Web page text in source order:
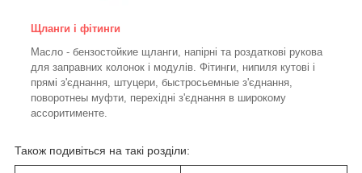
Щланги і фітинги
Масло - бензостойкие щланги, напірні та роздаткові рукова
для заправних колонок і модулів. Фітинги, нипиля кутові і
прямі з'єднання, штуцери, быстросьемные з'єднання,
поворотнеы муфти, перехідні з'єднання в широкому
ассоритименте.
Також подивіться на такі розділи: